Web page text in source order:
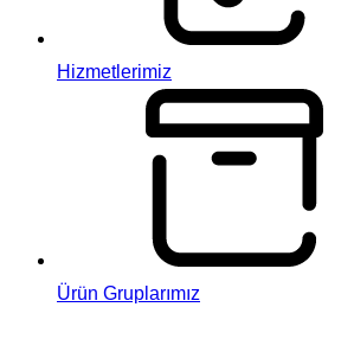
Hizmetlerimiz
Ürün Gruplarımız